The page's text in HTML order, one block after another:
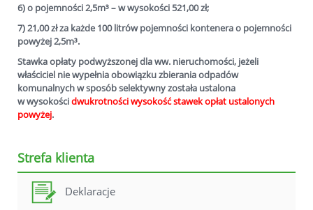
6) o pojemności 2,5m³ – w wysokości 521,00 zł;
7) 21,00 zł za każde 100 litrów pojemności kontenera o pojemności
powyżej 2,5m³.
Stawka opłaty podwyższonejdla ww. nieruchomości, jeżeli
właściciel nie wypełnia obowiązku zbierania odpadów
komunalnych w sposób selektywny została ustalona
wwysokościdwukrotności wysokość stawek opłat ustalonych
powyżej.
Strefa klienta
Deklaracje